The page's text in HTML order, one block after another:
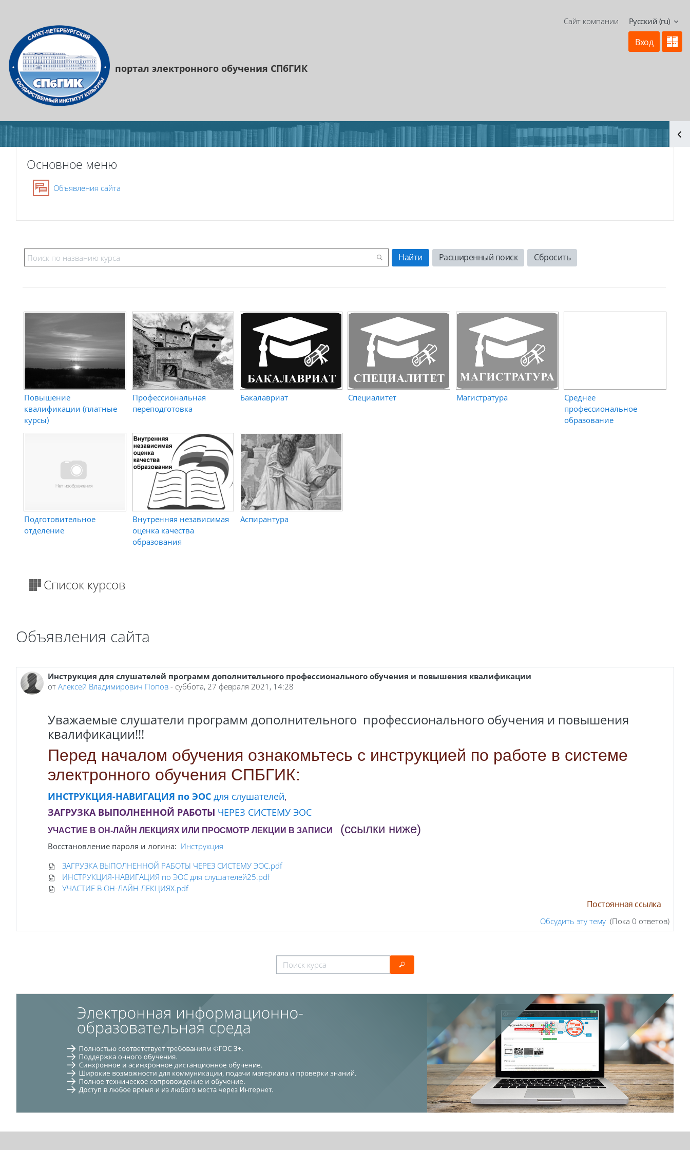
портал электронного обучения СПбГИК
Вход
Сайт компании Русский ‎(ru)‎
Блоки
Блоки
Основное меню
Объявления сайта
Расширенный поиск
Повышение
квалификации (платные
курсы)
Профессиональная
переподготовка
Бакалавриат Специалитет Магистратура
Среднее
профессиональное
образование
Подготовительное
отделение
Внутренняя независимая
оценка качества
образования
Аспирантура
Список курсов
Объявления сайта
Инструкция для слушателей программ дополнительного профессионального обучения и повышения квалификации
от Алексей Владимирович Попов - суббота, 27 февраля 2021, 14:28
Уважаемые слушатели программ дополнительного профессионального обучения и повышения
квалификации!!!
Перед началом обучения ознакомьтесь с инструкцией по работе в системе
электронного обучения СПБГИК:
ИНСТРУКЦИЯ-НАВИГАЦИЯ по ЭОС для слушателей,
ЗАГРУЗКА ВЫПОЛНЕННОЙ РАБОТЫ ЧЕРЕЗ СИСТЕМУ ЭОС
УЧАСТИЕ В ОН-ЛАЙН ЛЕКЦИЯХ ИЛИ ПРОСМОТР ЛЕКЦИИ В ЗАПИСИ (ссылки ниже)
Восстановление пароля и логина: Инструкция
ЗАГРУЗКА ВЫПОЛНЕННОЙ РАБОТЫ ЧЕРЕЗ СИСТЕМУ ЭОС.pdf
ИНСТРУКЦИЯ-НАВИГАЦИЯ по ЭОС для слушателей25.pdf
УЧАСТИЕ В ОН-ЛАЙН ЛЕКЦИЯХ.pdf
Постоянная ссылка
Обсудить эту тему (Пока 0 ответов)
Поиск курса
Поиск курса